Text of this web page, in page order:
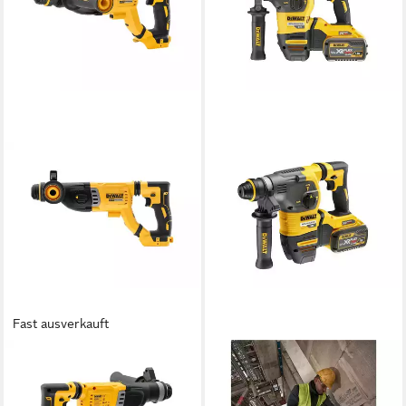
Fast ausverkauft
Akku-Kombibohrhammer
SDS-plus 28 mm, 18V,
DEWALT
Akku-Kombibohrhammer
Flexvolt SDS-plus, 54V, 54 V,